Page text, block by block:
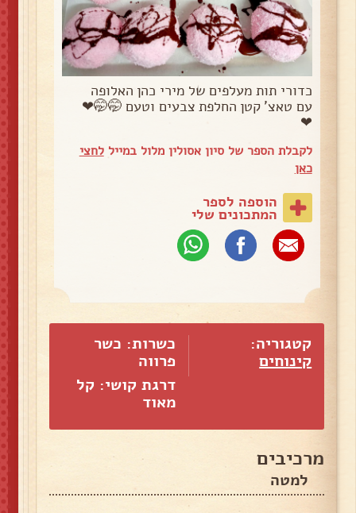
כדורי תות מעלפים של מירי כהן האלופה
עם טאצ' קטן החלפת צבעים וטעם 🤭🤭❤
❤
לקבלת הספר של סיון אסולין מלול במייללחצי
כאן
הוספה לספר
המתכונים שלי
קטגוריה:
קינוחים
כשרות: כשר
פרווה
דרגת קושי: קל
מאוד
מרכיבים
למטה